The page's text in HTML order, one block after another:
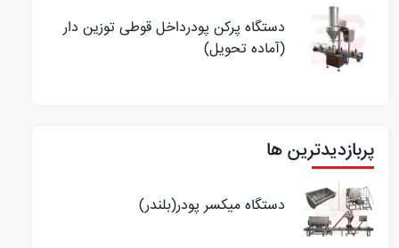
دستگاه پرکن پودرداخل قوطی توزین دار
(آماده تحویل)
پربازدیدترین ها
دستگاه میکسر پودر(بلندر)